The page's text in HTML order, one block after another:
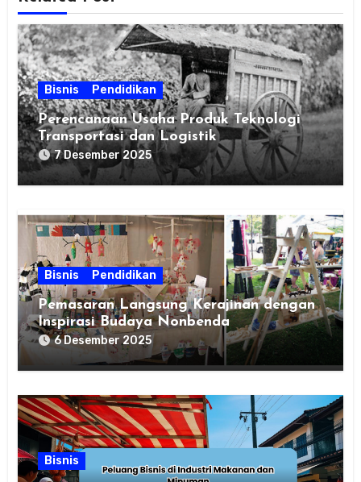
Bisnis Pendidikan
Perencanaan Usaha Produk Teknologi
Transportasi dan Logistik
7 Desember 2025
Bisnis Pendidikan
Pemasaran Langsung Kerajinan dengan
Inspirasi Budaya Nonbenda
6 Desember 2025
Bisnis